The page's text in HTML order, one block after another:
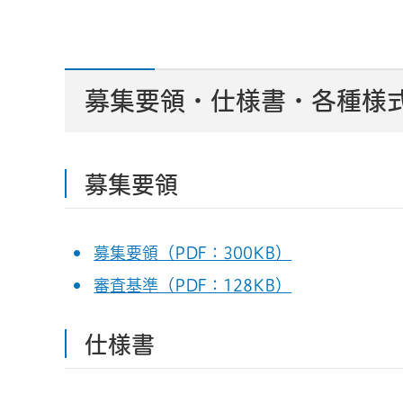
募集要領・仕様書・各種様
募集要領
募集要領（PDF：300KB）
審査基準（PDF：128KB）
仕様書